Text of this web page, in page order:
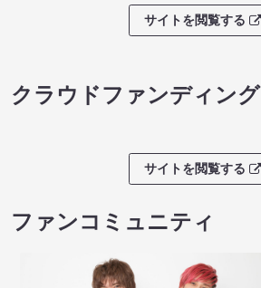
サイトを閲覧する
クラウドファンディング
サイトを閲覧する
ファンコミュニティ